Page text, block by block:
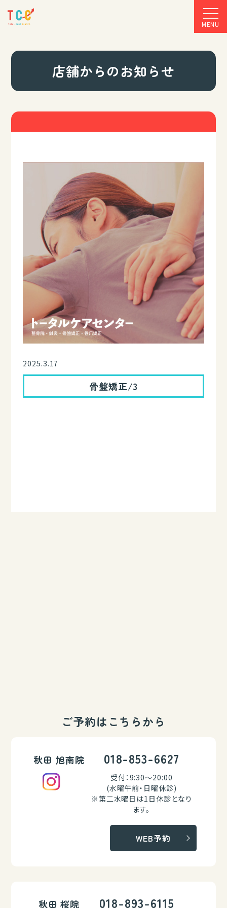
MENU
店舗からのお知らせ
2025.3.17
骨盤矯正/3
ご予約はこちらから
秋田 旭南院 018-853-6627
受付：9:30～20:00
(水曜午前・日曜休診)
※第二水曜日は1日休診となり
ます。
WEB予約
秋田 桜院 018-893-6115